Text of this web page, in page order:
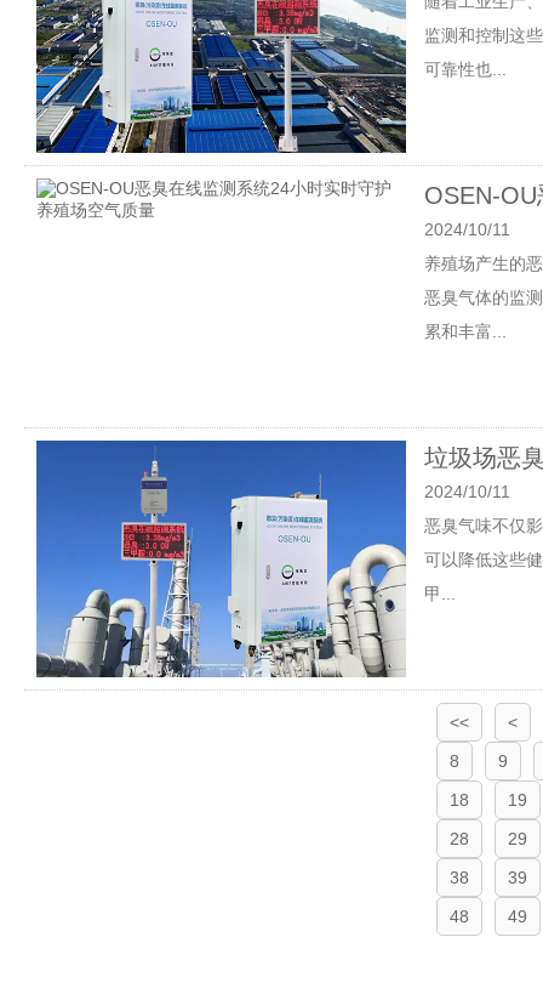
监测和控制这
可靠性也...
OSEN-
2024/10/11
养殖场产生的
恶臭气体的监
累和丰富...
垃圾场恶
2024/10/11
恶臭气味不仅
可以降低这些
甲...
<<
<
8
9
18
19
28
29
38
39
48
49